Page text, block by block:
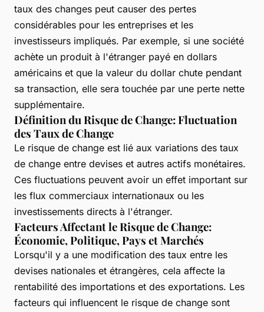
taux des changes peut causer des pertes
considérables pour les entreprises et les
investisseurs impliqués. Par exemple, si une société
achète un produit à l'étranger payé en dollars
américains et que la valeur du dollar chute pendant
sa transaction, elle sera touchée par une perte nette
supplémentaire.
Définition du Risque de Change: Fluctuation
des Taux de Change
Le risque de change est lié aux variations des taux
de change entre devises et autres actifs monétaires.
Ces fluctuations peuvent avoir un effet important sur
les flux commerciaux internationaux ou les
investissements directs à l'étranger.
Facteurs Affectant le Risque de Change:
Économie, Politique, Pays et Marchés
Lorsqu'il y a une modification des taux entre les
devises nationales et étrangères, cela affecte la
rentabilité des importations et des exportations. Les
facteurs qui influencent le risque de change sont